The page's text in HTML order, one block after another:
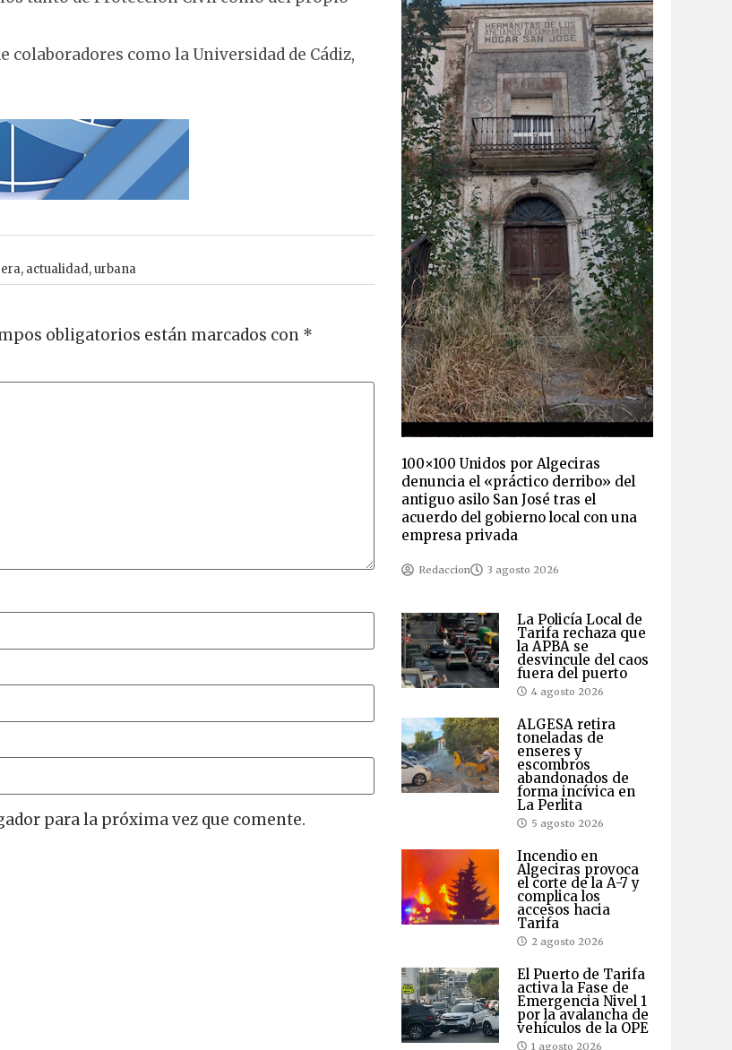
como la Universidad de Cádiz,
, actualidad,urbana
obligatorios están marcados con *
para la próxima vez que comente.
100×100 Unidos por Algeciras
denuncia el «práctico derribo» del
antiguo asilo San José tras el
acuerdo del gobierno local con una
empresa privada
Redaccion 3 agosto 2026
La Policía Local de
Tarifa rechaza que
la APBA se
desvincule del caos
fuera del puerto
4 agosto 2026
ALGESA retira
toneladas de
enseres y
escombros
abandonados de
forma incívica en
La Perlita
5 agosto 2026
Incendio en
Algeciras provoca
el corte de la A-7 y
complica los
accesos hacia
Tarifa
2 agosto 2026
El Puerto de Tarifa
activa la Fase de
Emergencia Nivel 1
por la avalancha de
vehículos de la OPE
1 agosto 2026